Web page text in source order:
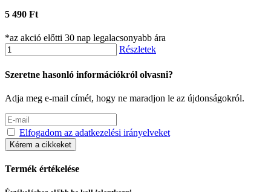
5 490 Ft
*az akció előtti 30 nap legalacsonyabb ára
Részletek
Szeretne hasonló információkról olvasni?
Adja meg e-mail címét, hogy ne maradjon le az újdonságokról.
Elfogadom az adatkezelési irányelveket
Kérem a cikkeket
Termék értékelése